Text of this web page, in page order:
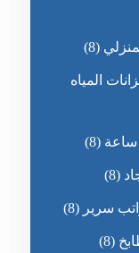
(8)
المياه
(8)
(8)
سرير (8)
(8)